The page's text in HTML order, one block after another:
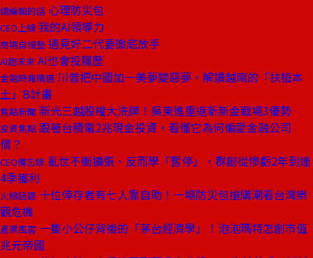
總編輯的話 心理防災包
CEO上線 我的AI領導力
商場自慢塾 遇見好二代要徹底放手
AI超未來 AI也會投履歷
金融時報精選 川普把中國加一美夢變惡夢，解讀越南的「扶植本
土」B計畫
焦點新聞 新光三越股權大洗牌！吳東進重返新新金戰場3優勢
投資焦點 跟著台積電2兆現金投資，看懂它為何偏愛金融公司
債？
CEO備忘錄 亂世不衝擴張、反而學「暫停」，群創從慘虧2年到連
4季獲利
火線話題 十位倖存者有七人靠自助！一場防災包搶購潮看台灣樂
觀危機
產業風雲 一隻小公仔背後的「茅台經濟學」！泡泡瑪特怎創市值
兆元帝國